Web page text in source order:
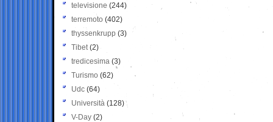
televisione(244)
terremoto (402)
thyssenkrupp (3)
Tibet(2)
tredicesima (3)
Turismo (62)
Udc (64)
Università (128)
V-Day (2)